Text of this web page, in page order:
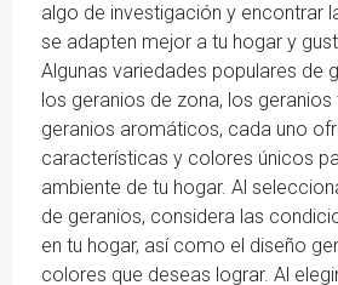
algo de investigación y encontrar
se adapten mejor a tu hogar y
Algunas variedades populares de
los geranios de zona, los
geranios aromáticos, cada uno
características y colores únicos
ambiente de tu hogar. Al
de geranios, considera las
en tu hogar, así como el diseño
colores que deseas lograr. Al